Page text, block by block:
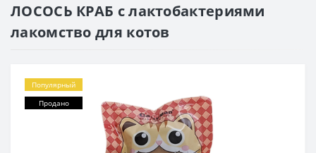
ЛОСОСЬ КРАБ с лактобактериями
лакомство для котов
Популярный
Продано